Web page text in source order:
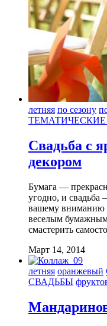
летняя по сезону
Свадьба с
декором
Бумага —
угодно, и свадьба
вашему вниманию
веселым бумажным
смастерить
Март 14, 2014
летняя оранжевый
СВАДЬБЫ